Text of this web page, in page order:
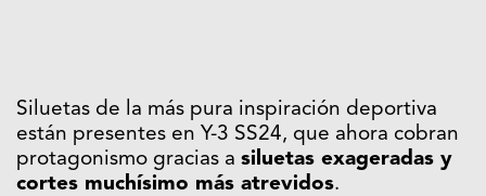
Siluetas de la más pura inspiración deportiva
están presentes en Y-3 SS24, que ahora cobran
protagonismo gracias a siluetas exageradas y
cortes muchísimo más atrevidos.